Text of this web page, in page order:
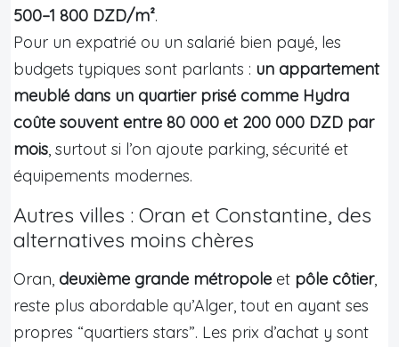
500–1 800 DZD/m².
Pour un expatrié ou un salarié bien payé, les
budgets typiques sont parlants : un appartement
meublé dans un quartier prisé comme Hydra
coûte souvent entre 80 000 et 200 000 DZD par
mois, surtout si l’on ajoute parking, sécurité et
équipements modernes.
Autres villes : Oran et Constantine, des
alternatives moins chères
Oran, deuxième grande métropole et pôle côtier,
reste plus abordable qu’Alger, tout en ayant ses
propres “quartiers stars”. Les prix d’achat y sont